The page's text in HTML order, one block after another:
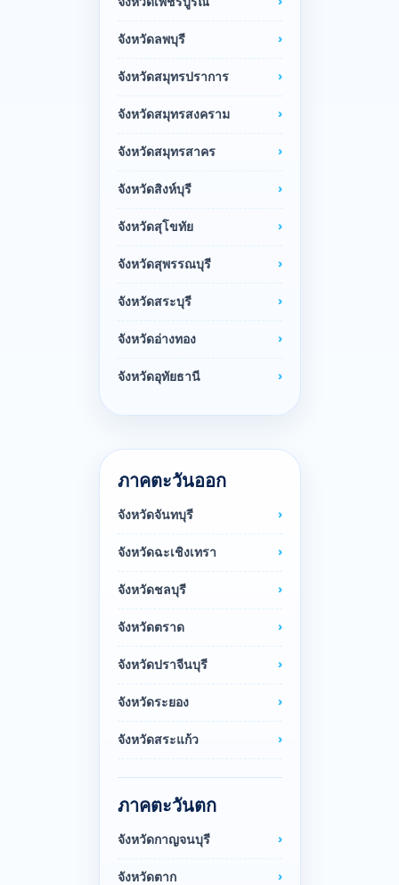
จังหวัดลพบุรี
จังหวัดสมุทรปราการ
จังหวัดสมุทรสงคราม
จังหวัดสมุทรสาคร
จังหวัดสิงห์บุรี
จังหวัดสุโขทัย
จังหวัดสุพรรณบุรี
จังหวัดสระบุรี
จังหวัดอ่างทอง
จังหวัดอุทัยธานี
ภาคตะวันออก
จังหวัดจันทบุรี
จังหวัดฉะเชิงเทรา
จังหวัดชลบุรี
จังหวัดตราด
จังหวัดปราจีนบุรี
จังหวัดระยอง
จังหวัดสระแก้ว
ภาคตะวันตก
จังหวัดกาญจนบุรี
จังหวัดตาก